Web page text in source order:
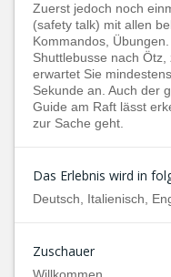
Zuerst jedoch noch
(safety talk) mit allen
Kommandos,
Shuttlebusse nach Ötz,
erwartet Sie
Sekunde an. Auch der
Guide am Raft lässt
zur Sache geht.
Das Erlebnis wird in
Deutsch, Italienisch,
Zuschauer